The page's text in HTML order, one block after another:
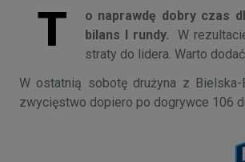
T
o naprawdę dobry czas
bilans I rundy. W
straty do lidera. Warto
W ostatnią sobotę drużyna z
zwycięstwo dopiero po dogrywce 106